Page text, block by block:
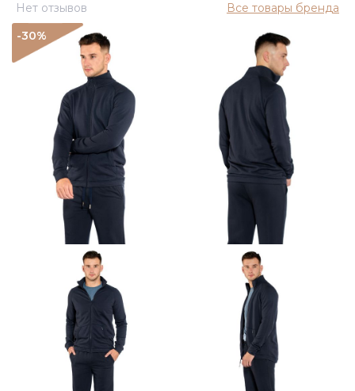
Нет отзывов
Все товары бренда
-30%